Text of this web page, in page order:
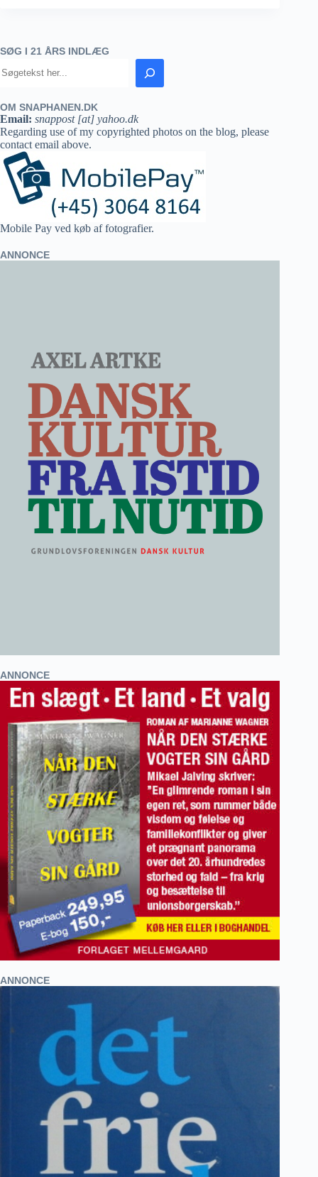
SØG I 21 ÅRS INDLÆG
OM SNAPHANEN.DK
Email: snappost [at] yahoo.dk
Regarding use of my copyrighted photos on the blog, please
contact email above.
Mobile Pay ved køb af fotografier.
ANNONCE
ANNONCE
ANNONCE